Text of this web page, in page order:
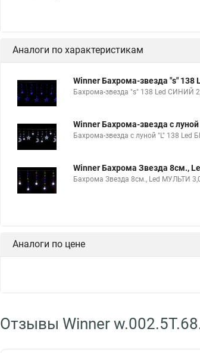
Аналоги по характеристикам
Winner Бахрома-звезда "s"
Бахрома-звезда "s" 138 Led СИНИЙ
Winner Бахрома-звезда с
Бахрома-звезда с луной "L" 138 Led
Winner Бахрома Звезда 8см.,
Бахрома Звезда 8см., Led МУЛЬТИ
Аналоги по цене
Отзывы Winner